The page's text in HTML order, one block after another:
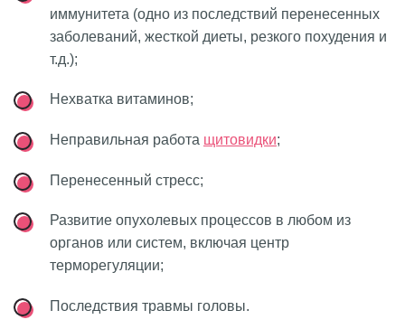
иммунитета (одно из последствий перенесенных
заболеваний, жесткой диеты, резкого похудения и
т.д.);
Нехватка витаминов;
Неправильная работа щитовидки;
Перенесенный стресс;
Развитие опухолевых процессов в любом из
органов или систем, включая центр
терморегуляции;
Последствия травмы головы.